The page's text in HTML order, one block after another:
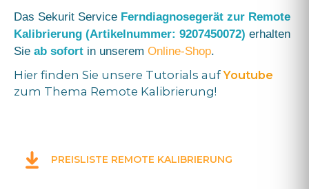
Das Sekurit Service Ferndiagnosegerät zur Remote
Kalibrierung (Artikelnummer: 9207450072) erhalten
Sie ab sofort in unserem Online-Shop.
Hier finden Sie unsere Tutorials aufYoutube
zum Thema Remote Kalibrierung!
PREISLISTE REMOTE KALIBRIERUNG